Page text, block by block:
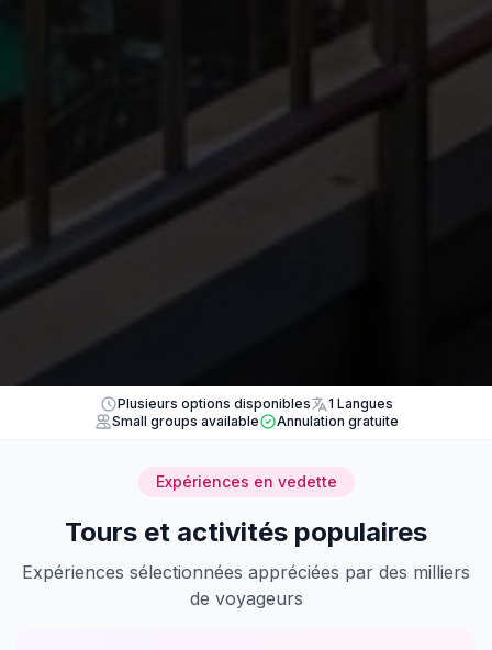
Plusieurs options disponibles
1 Langues
Small groups available
Annulation gratuite
Expériences en vedette
Tours et activités populaires
Expériences sélectionnées appréciées par des milliers
de voyageurs